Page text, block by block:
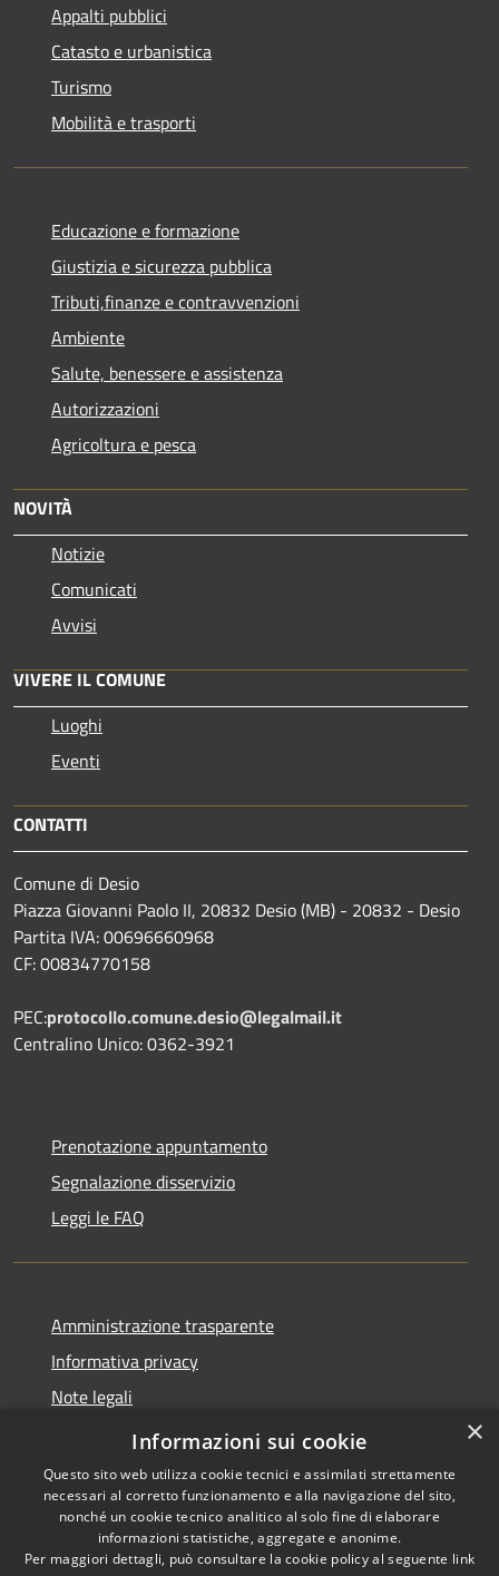
Appalti pubblici
Catasto e urbanistica
Turismo
Mobilità e trasporti
Educazione e formazione
Giustizia e sicurezza pubblica
Tributi,finanze e contravvenzioni
Ambiente
Salute, benessere e assistenza
Autorizzazioni
Agricoltura e pesca
NOVITÀ
Notizie
Comunicati
Avvisi
VIVERE IL COMUNE
Luoghi
Eventi
CONTATTI
Comune di Desio
Piazza Giovanni Paolo II, 20832 Desio (MB) - 20832 - Desio
Partita IVA: 00696660968
CF: 00834770158
PEC:protocollo.comune.desio@legalmail.it
Centralino Unico: 0362-3921
Prenotazione appuntamento
Segnalazione disservizio
Leggi le FAQ
Amministrazione trasparente
Informativa privacy
Note legali
Dichiarazione di accessibilità
Copyright © 2026 • Comune di
Desio • Powered by
×
Informazioni sui cookie
Questo sito web utilizza cookie tecnici e assimilati strettamente
necessari al corretto funzionamento e alla navigazione del sito,
nonché un cookie tecnico analitico al solo fine di elaborare
informazioni statistiche, aggregate e anonime.
Per maggiori dettagli, può consultare la cookie policy al seguente link